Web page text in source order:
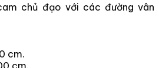
chủ đạo với các đường vân
cm.
cm.